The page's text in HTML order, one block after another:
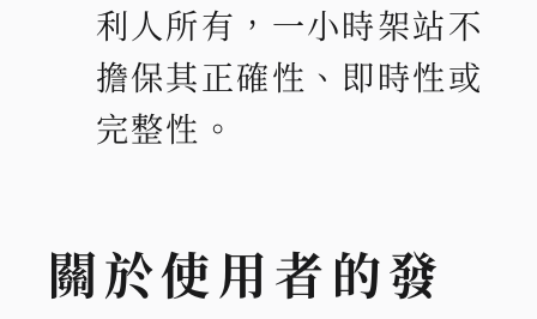
利人所有，一小時架站不
擔保其正確性、即時性或
完整性。
關於使用者的發